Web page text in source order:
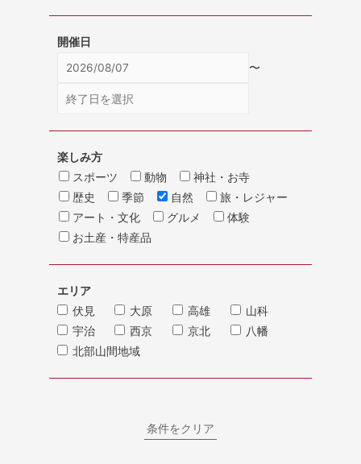
開催日
〜
楽しみ方
スポーツ
動物
神社・お寺
歴史
季節 自然
旅・レジャー
アート・文化
グルメ
体験
お土産・特産品
エリア
伏見
大原 高雄
山科
宇治
西京 京北
八幡
北部山間地域
条件をクリア